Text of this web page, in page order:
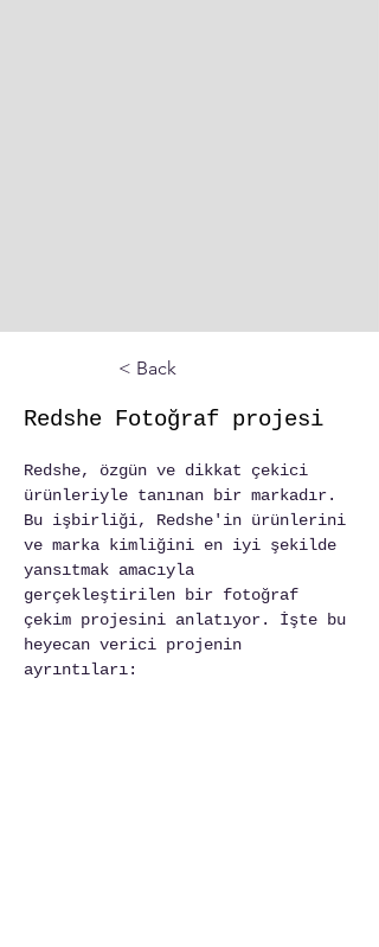
< Back
Redshe Fotoğraf projesi
Redshe, özgün ve dikkat çekici
ürünleriyle tanınan bir markadır.
Bu işbirliği, Redshe'in ürünlerini
ve marka kimliğini en iyi şekilde
yansıtmak amacıyla
gerçekleştirilen bir fotoğraf
çekim projesini anlatıyor. İşte bu
heyecan verici projenin
ayrıntıları: